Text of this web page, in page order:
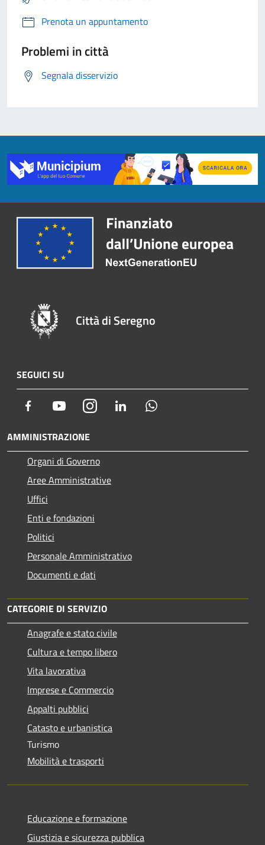
Prenota un appuntamento
Problemi in città
Segnala disservizio
Città di Seregno
SEGUICI SU
Facebook YoutubeInstagram LinkedIn
AMMINISTRAZIONE
Organi di Governo
Aree Amministrative
Uffici
Enti e fondazioni
Politici
Personale Amministrativo
Documenti e dati
CATEGORIE DI SERVIZIO
Anagrafe e stato civile
Cultura e tempo libero
Vita lavorativa
Imprese e Commercio
Appalti pubblici
Catasto e urbanistica
Turismo
Mobilità e trasporti
Educazione e formazione
Giustizia e sicurezza pubblica